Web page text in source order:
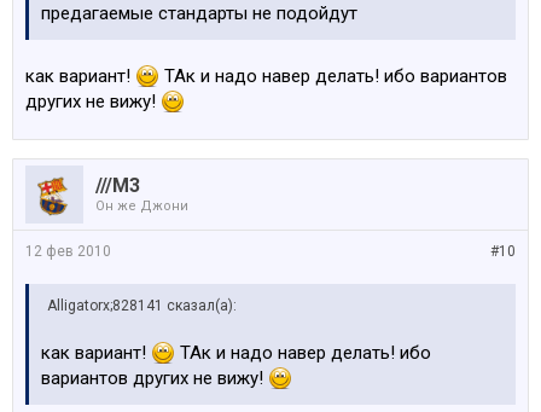
предагаемые стандарты не подойдут
как вариант!
ТАк и надо навер делать! ибо вариантов
других не вижу!
///M3
Он же Джони
#10
12 фев 2010
Alligatorx;828141 сказал(а):
как вариант!
ТАк и надо навер делать! ибо
вариантов других не вижу!